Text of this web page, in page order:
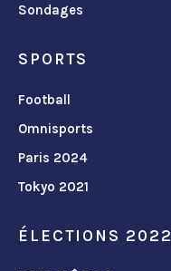
Sondages
SPORTS
Football
Omnisports
Paris 2024
Tokyo 2021
ÉLECTIONS 2022